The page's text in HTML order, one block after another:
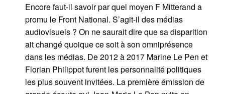
Encore faut-il savoir par quel moyen F Mitterand a
promu le Front National. S’agit-il des médias
audiovisuels ? On ne saurait dire que sa disparition
ait changé quoique ce soit à son omniprésence
dans les médias. De 2012 à 2017 Marine Le Pen et
Florian Philippot furent les personnalité politiques
les plus souvent invitées. La première émission de